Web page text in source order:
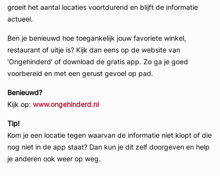
groeit het aantal locaties voortdurend en blijft de informatie
actueel.
Ben je benieuwd hoe toegankelijk jouw favoriete winkel,
restaurant of uitje is? Kijk dan eens op de website van
‘Ongehinderd’ of download de gratis app. Zo ga je goed
voorbereid en met een gerust gevoel op pad.
Benieuwd?
Kijk op: www.ongehinderd.nl
Tip!
Kom je een locatie tegen waarvan de informatie niet klopt of die
nog niet in de app staat? Dan kun je dit zelf doorgeven en help
je anderen ook weer op weg.